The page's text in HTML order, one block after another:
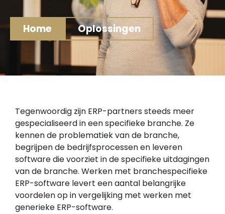
Home Oplossingen
Tegenwoordig zijn ERP-partners steeds meer
gespecialiseerd in een specifieke branche. Ze
kennen de problematiek van de branche,
begrijpen de bedrijfsprocessen en leveren
software die voorziet in de specifieke uitdagingen
van de branche. Werken met branchespecifieke
ERP-software levert een aantal belangrijke
voordelen op in vergelijking met werken met
generieke ERP-software.